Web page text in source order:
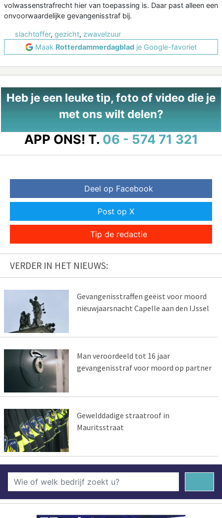
volwassenstrafrecht hier van toepassing is. Daar past alleen een
onvoorwaardelijke gevangenisstraf bij.
slachtoffer, gezicht, zwavelzuur
Maak Rotterdammerdagblad je Google-favoriet
Heb je een leuke tip, foto of video die je
met ons wilt delen?
APP ONS! T. 06 - 574 71 321
Deel op Facebook
Post op X
Tip de redactie
VERDER IN HET NIEUWS:
Gevangenisstraffen geëist voor moord
nieuwjaarsnacht Capelle aan den IJssel
Man veroordeeld tot 16 jaar
gevangenisstraf voor moord op partner
Gewelddadige straatroof in
Mauritsstraat